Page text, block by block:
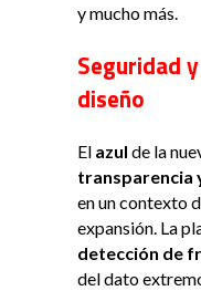
y mucho más.
Seguridad
diseño
El azul de la
transparencia
en un contexto
expansión. La
detección de
del dato